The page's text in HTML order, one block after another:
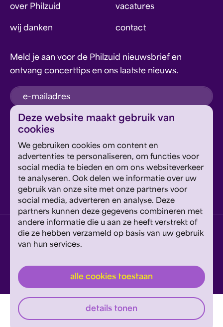
Deze website maakt gebruik van
cookies
We gebruiken cookies om content en
advertenties te personaliseren, om functies voor
social media te bieden en om ons websiteverkeer
te analyseren. Ook delen we informatie over uw
gebruik van onze site met onze partners voor
social media, adverteren en analyse. Deze
partners kunnen deze gegevens combineren met
andere informatie die u aan ze heeft verstrekt of
die ze hebben verzameld op basis van uw gebruik
van hun services.
alle cookies toestaan
details tonen
over Philzuid vacatures
wij danken contact
Meld je aan voor de Philzuid nieuwsbrief en
ontvang concerttips en ons laatste nieuws.
inschrijven
Google's Privacyverklaring en Servicevoorwaarden
van toepassing.
Geef om Philzuid en steun ons!
steun ons
privacyverklaring disclaimer cookies wijzigen
website door exitable
© philzuid